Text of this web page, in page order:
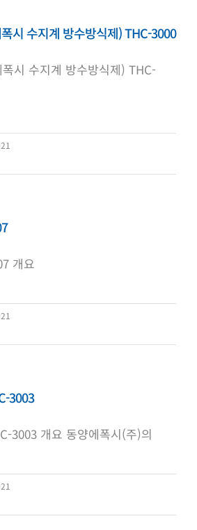
시 수지계 방수방식제) THC-3000
시 수지계 방수방식제) THC-
개요
3003
3003 개요 동양에폭시(주)의